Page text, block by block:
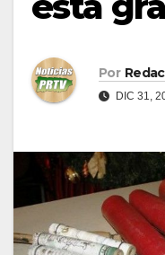
Por
DIC 31,